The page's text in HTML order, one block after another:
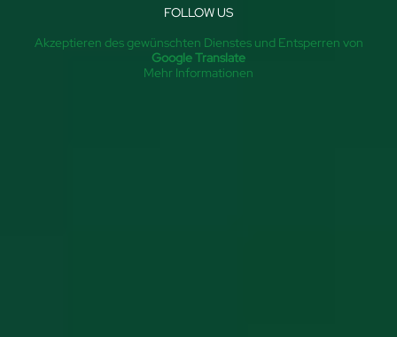
FOLLOW US
Akzeptieren des gewünschten Dienstes und Entsperren von
Google Translate
Mehr Informationen